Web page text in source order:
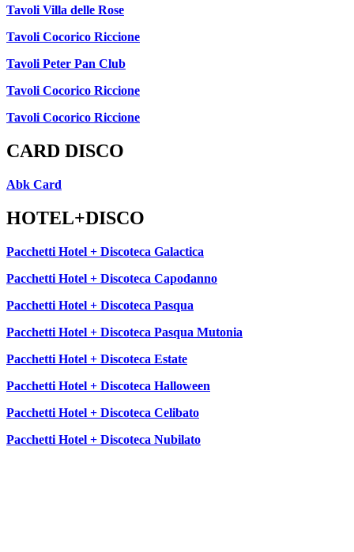
Tavoli Villa delle Rose
Tavoli Cocorico Riccione
Tavoli Peter Pan Club
Tavoli Cocorico Riccione
Tavoli Cocorico Riccione
CARD DISCO
Abk Card
HOTEL+DISCO
Pacchetti Hotel + Discoteca Galactica
Pacchetti Hotel + Discoteca Capodanno
Pacchetti Hotel + Discoteca Pasqua
Pacchetti Hotel + Discoteca Pasqua Mutonia
Pacchetti Hotel + Discoteca Estate
Pacchetti Hotel + Discoteca Halloween
Pacchetti Hotel + Discoteca Celibato
Pacchetti Hotel + Discoteca Nubilato